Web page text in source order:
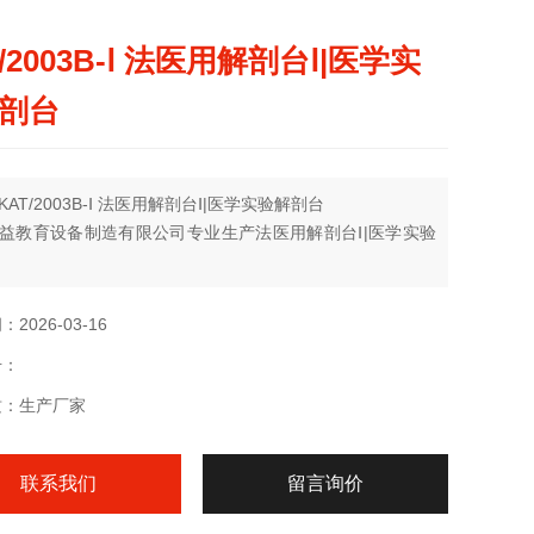
Ⅰ 法医用解剖台Ⅰ|医学实
台
2003B-Ⅰ 法医用解剖台Ⅰ|医学实验解剖台
教育设备制造有限公司专业生产法医用解剖台Ⅰ|医学实验
2026-03-16
生产厂家
联系我们 留言询价